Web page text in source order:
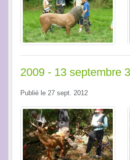
2009 - 13 septembre
Publié le 27 sept. 2012